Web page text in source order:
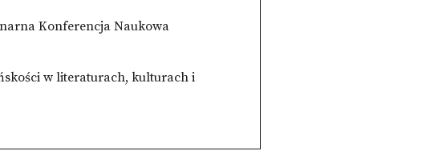
Konferencja Naukowa
w literaturach, kulturach i